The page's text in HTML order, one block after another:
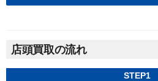
店頭買取の流れ
STEP1